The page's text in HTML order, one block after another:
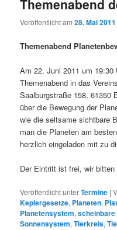
Themenabend
Veröffentlicht am28. Mai 2011
Themenabend
Am 22. Juni 2011 um 19:30
Themenabend in das
Saalburgstraße 158, 61350
über die Bewegung der
wie die seltsame sichtbare
man die Planeten am
herzlich eingeladen mit zu
Der Eintritt ist frei, wir
Veröffentlicht unterTermine |
Keplergesetze, Planeten,
Planetensystem,scheinbare
Sonnensystem,Tierkreis,